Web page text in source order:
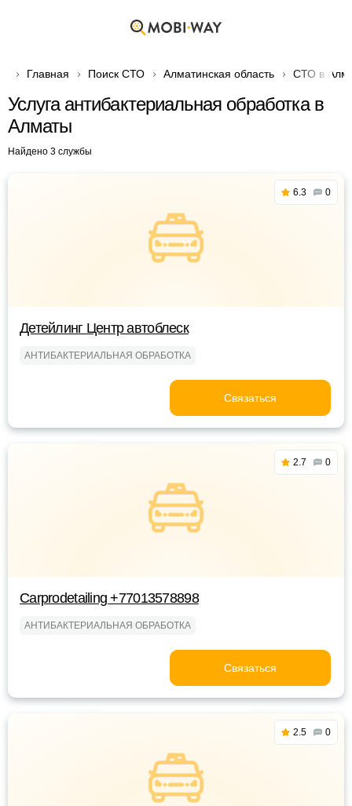
Главная Поиск СТО Алматинская область СТО в
Услуга антибактериальная обработка в
Алматы
Найдено 3 службы
6.3 0
Детейлинг Центр автоблеск
АНТИБАКТЕРИАЛЬНАЯ ОБРАБОТКА
Связаться
2.7 0
Carprodetailing +77013578898
АНТИБАКТЕРИАЛЬНАЯ ОБРАБОТКА
Связаться
2.5 0